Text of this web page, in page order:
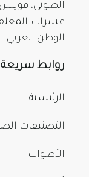
الصوتي، فويس
عشرات
الوطن العربي.
روابط سريعة
الرئيسية
التصنيفات
الأصوات